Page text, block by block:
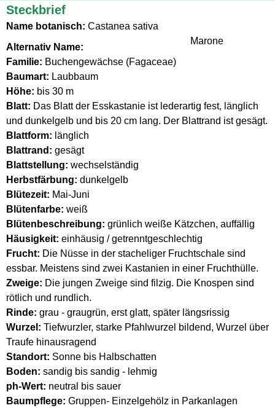
Steckbrief
Name botanisch: Castanea sativa
Alternativ Name:
Marone
Familie: Buchengewächse (Fagaceae)
Baumart: Laubbaum
Höhe: bis 30 m
Blatt: Das Blatt der Esskastanie ist lederartig fest, länglich
und dunkelgelb und bis 20 cm lang. Der Blattrand ist gesägt.
Blattform: länglich
Blattrand: gesägt
Blattstellung: wechselständig
Herbstfärbung: dunkelgelb
Blütezeit: Mai-Juni
Blütenfarbe: weiß
Blütenbeschreibung: grünlich weiße Kätzchen, auffällig
Häusigkeit: einhäusig / getrenntgeschlechtig
Frucht: Die Nüsse in der stacheliger Fruchtschale sind
essbar. Meistens sind zwei Kastanien in einer Fruchthülle.
Zweige: Die jungen Zweige sind filzig. Die Knospen sind
rötlich und rundlich.
Rinde: grau - graugrün, erst glatt, später längsrissig
Wurzel: Tiefwurzler, starke Pfahlwurzel bildend, Wurzel über
Traufe hinausragend
Standort: Sonne bis Halbschatten
Boden: sandig bis sandig - lehmig
ph-Wert: neutral bis sauer
Baumpflege: Gruppen- Einzelgehölz in Parkanlagen